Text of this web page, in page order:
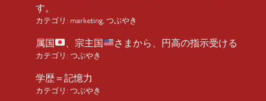
す。
カテゴリ: marketing つぶやき
属国 、宗主国 さまから、円高の指示受ける
カテゴリ: つぶやき
学歴＝記憶力
カテゴリ: つぶやき